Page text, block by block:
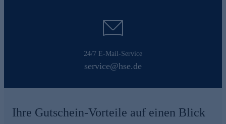
24/7 E-Mail-Service
service@hse.de
Ihre Gutschein-Vorteile auf einen Blick